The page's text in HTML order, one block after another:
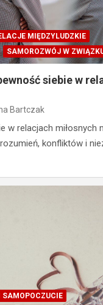
MIĘDZYLUDZKIE
SAMOROZWÓJ W
siebie w
Bartczak
w relacjach miłosnych
konfliktów i
SAMOPOCZUCIE